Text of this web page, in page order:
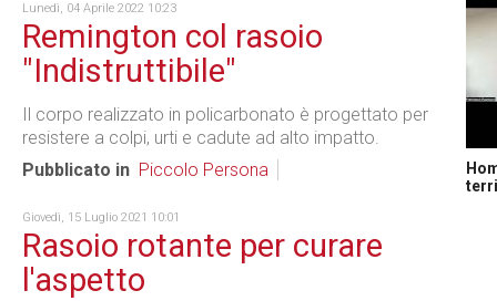
Lunedì, 04 Aprile 2022 10:23
Remington col rasoio
"Indistruttibile"
Il corpo realizzato in policarbonato è progettato per
resistere a colpi, urti e cadute ad alto impatto.
Pubblicato in Piccolo Persona
Giovedì, 15 Luglio 2021 10:01
Rasoio rotante per curare
l'aspetto